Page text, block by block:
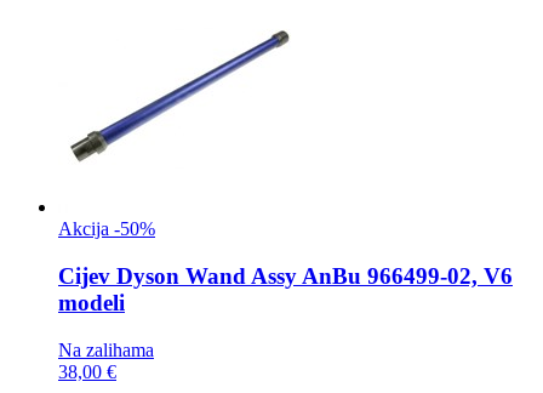
Akcija -50%
Cijev Dyson Wand Assy AnBu 966499-02, V6
modeli
Na zalihama
38,00 €